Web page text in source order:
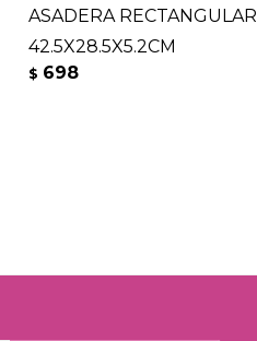
ASADERA RECTANGULAR
42.5X28.5X5.2CM
$ 698